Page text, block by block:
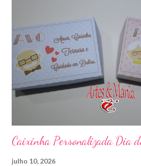
Caixinha Personalizada Dia
julho 10, 2026